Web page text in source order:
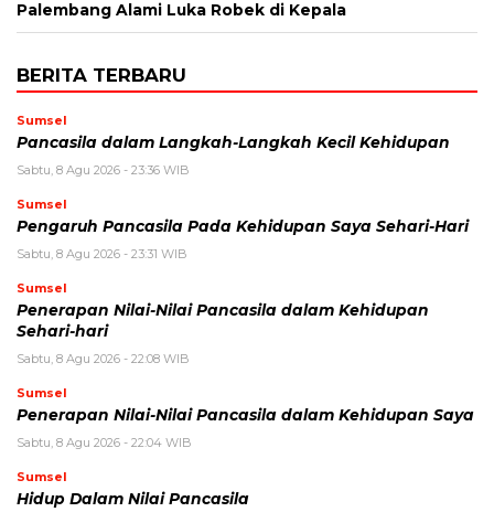
Palembang Alami Luka Robek di Kepala
BERITA TERBARU
Sumsel
Pancasila dalam Langkah-Langkah Kecil Kehidupan
Sabtu, 8 Agu 2026 - 23:36 WIB
Sumsel
Pengaruh Pancasila Pada Kehidupan Saya Sehari-Hari
Sabtu, 8 Agu 2026 - 23:31 WIB
Sumsel
Penerapan Nilai-Nilai Pancasila dalam Kehidupan
Sehari-hari
Sabtu, 8 Agu 2026 - 22:08 WIB
Sumsel
Penerapan Nilai-Nilai Pancasila dalam Kehidupan Saya
Sabtu, 8 Agu 2026 - 22:04 WIB
Sumsel
Hidup Dalam Nilai Pancasila